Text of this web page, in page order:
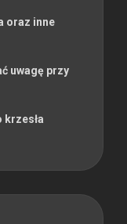
oraz inne
uwagę przy
krzesła